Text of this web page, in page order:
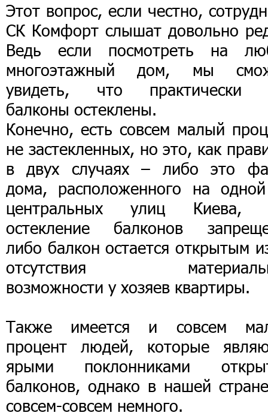
Этот вопрос, если честно,
СК Комфорт слышат довольно
Ведь если посмотреть на
многоэтажный дом, мы
увидеть, что практически
балконы остеклены.
Конечно, есть совсем малый
не застекленных, но это, как
в двух случаях – либо это
дома, расположенного на
центральных улиц Киева,
остекление балконов
либо балкон остается открытым
отсутствия
возможности у хозяев квартиры.
Также имеется и совсем
процент людей, которые
ярыми поклонниками
балконов, однако в нашей
совсем-совсем немного.